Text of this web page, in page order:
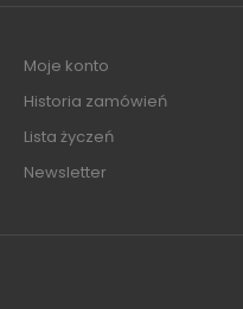
Moje konto
Historia zamówień
Lista życzeń
Newsletter